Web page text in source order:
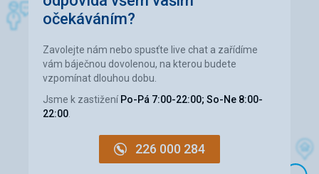
Ubytování
apartmánu trochu málo místa, chyběl nám větší balkon,
kde bychom mohli posedět všichni 4 společně.
Služby
Úroveň úklidu byla podle mě nadstandartní. Uklízečka
přicházela denně, v polovině pobytu vyměnila lůžkoviny a
očekáváním?
Zavolejte nám nebo spusťte live chat a zařídíme
vám báječnou dovolenou, na kterou budete
vzpomínat dlouhou dobu.
Jsme k zastižení Po-Pá 7:00-22:00; So-Ne 8:00-
22:00.
226 000 284